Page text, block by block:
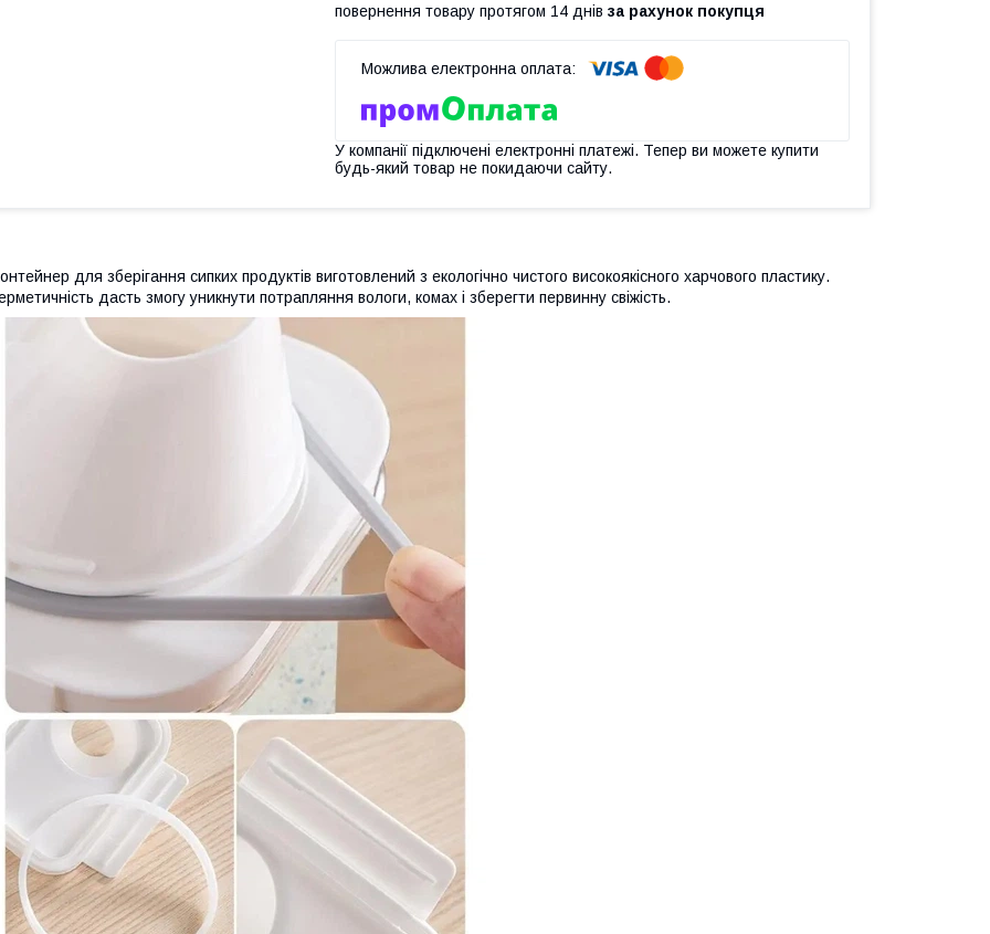
повернення товару протягом 14 днів за рахунок покупця
У компанії підключені електронні платежі. Тепер ви можете купити
будь-який товар не покидаючи сайту.
для зберігання сипких продуктів виготовлений з екологічно чистого високоякісного харчового пластику.
дасть змогу уникнути потрапляння вологи, комах і зберегти первинну свіжість.